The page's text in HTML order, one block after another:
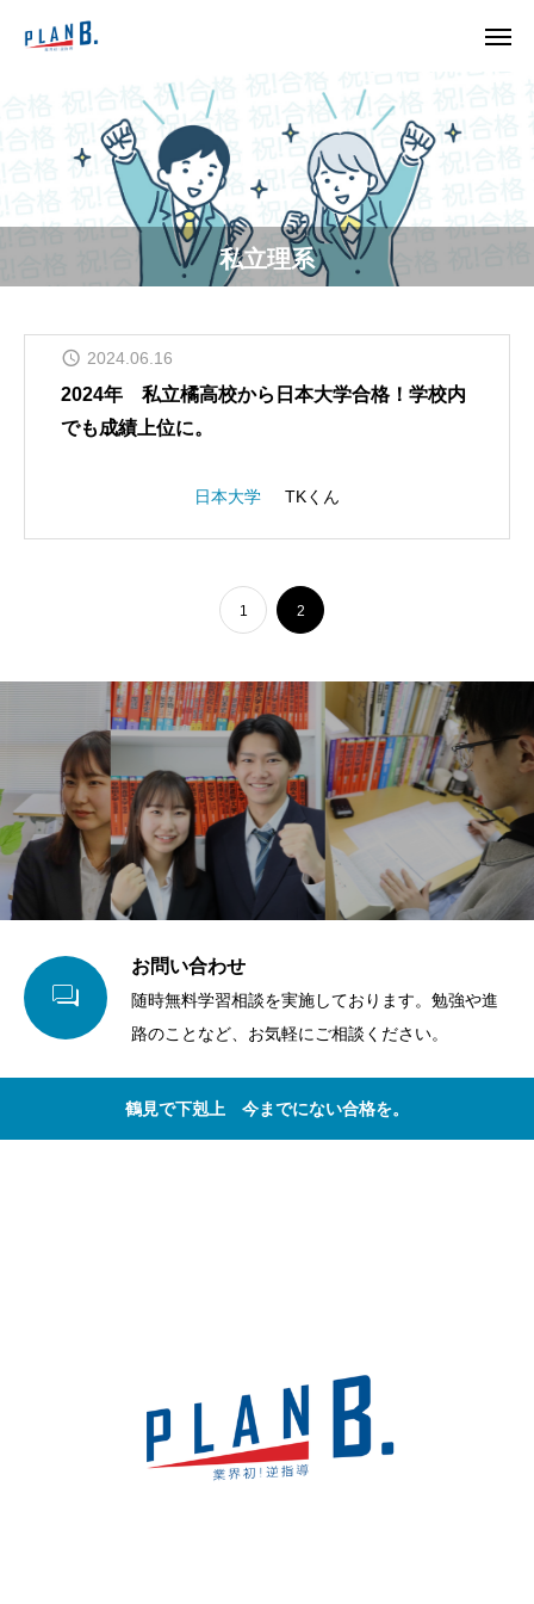
私立理系
2024.06.16
2024年 私立橘高校から日本大学合格！学校内
でも成績上位に。
日本大学 TKくん
1 2

お問い合わせ
随時無料学習相談を実施しております。勉強や進
路のことなど、お気軽にご相談ください。
鶴見で下剋上 今までにない合格を。